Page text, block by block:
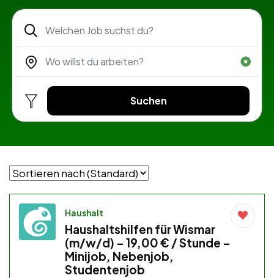
Suchen
Haushalt
Haushaltshilfen für Wismar
(m/w/d) – 19,00 € / Stunde –
Minijob, Nebenjob,
Studentenjob